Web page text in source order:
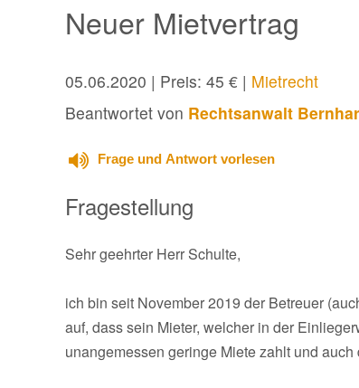
Neuer Mietvertrag
05.06.2020 | Preis: 45 € | Mietrecht
Beantwortet von Rechtsanwalt
Frage und Antwort vorlesen
Fragestellung
Sehr geehrter Herr Schulte,
ich bin seit November 2019 der Betreuer
auf, dass sein Mieter, welcher in der
unangemessen geringe Miete zahlt und auch